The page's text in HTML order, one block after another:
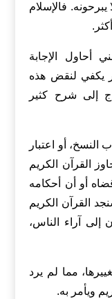
فالإسلام
أحاول الإجابة
يكفي لنقض هذه
إلى شرح كثير
النسخ، أو اعتبار
القرآن الكريم
أو أن أحكامه
القرآن الكريم
إلى آراء الناس،
مما لم يرد
ويأمر به.